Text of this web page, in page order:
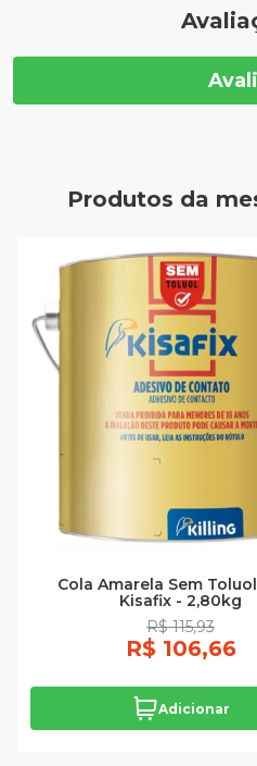
Produtos da
Cola Amarela Sem
Kisafix - 2,80kg
R$ 115,93
R$ 106,66
Adicionar